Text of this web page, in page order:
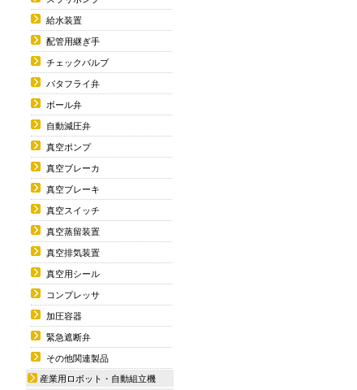
給水装置
配管用継ぎ手
チェックバルブ
バタフライ弁
ボール弁
自動減圧弁
真空ポンプ
真空ブレーカ
真空ブレーキ
真空スイッチ
真空蒸留装置
真空排気装置
真空用シール
コンプレッサ
加圧容器
緊急遮断弁
その他関連製品
産業用ロボット・自動組立機